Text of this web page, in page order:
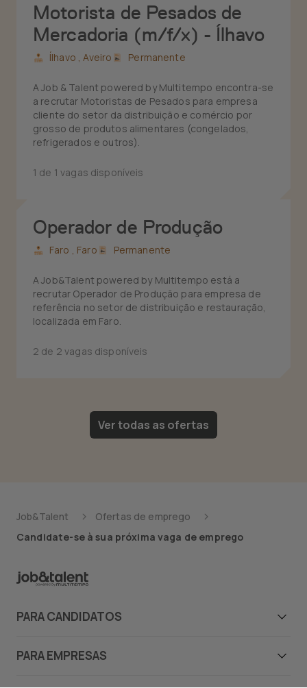
Motorista de Pesados de
Mercadoria (m/f/x) - Ílhavo
Ílhavo ,Aveiro Permanente
A Job & Talent powered by Multitempo encontra-se
a recrutar Motoristas de Pesados para empresa
cliente do setor da distribuição e comércio por
grosso de produtos alimentares (congelados,
refrigerados e outros).
1 de 1 vagas disponíveis
Operador de Produção
Faro , Faro Permanente
A Job&Talent powered by Multitempo está a
recrutar Operador de Produção para empresa de
referência no setor de distribuição e restauração,
localizada em Faro.
2 de 2 vagas disponíveis
Ver todas as ofertas
Job&Talent
Ofertas de emprego
Candidate-se à sua próxima vaga de emprego
PARA CANDIDATOS
PARA EMPRESAS